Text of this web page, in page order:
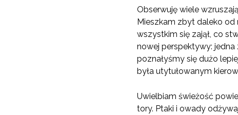
Obserwuję wiele
Mieszkam zbyt daleko od
wszystkim się zajął, co
nowej perspektywy: jedna
poznałyśmy się dużo
była utytułowanym
Uwielbiam świeżość
tory. Ptaki i owady